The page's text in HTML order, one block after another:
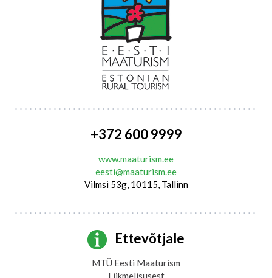
+372 600 9999
www.maaturism.ee
eesti@maaturism.ee
Vilmsi 53g, 10115, Tallinn
Ettevõtjale
MTÜ Eesti Maaturism
Liikmelisusest